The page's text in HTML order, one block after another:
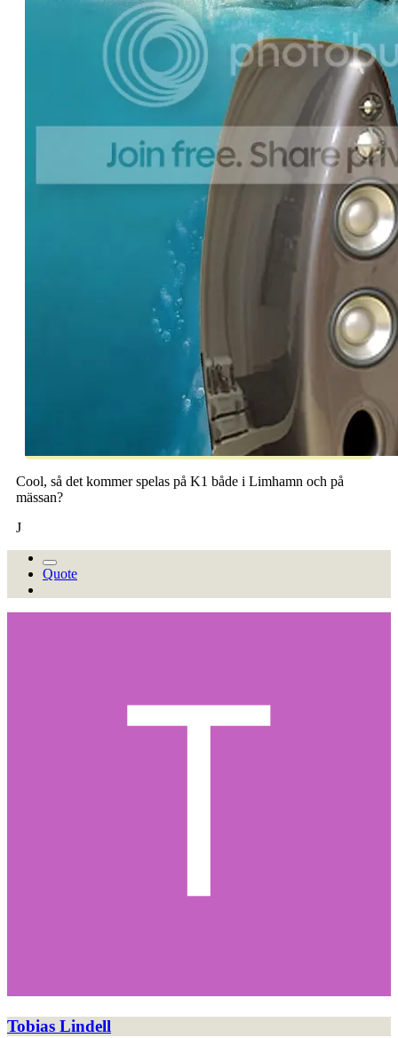
Cool, så det kommer spelas på K1 både i Limhamn och på
mässan?
J
Quote
Tobias Lindell